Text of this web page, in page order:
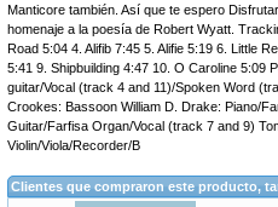
Manticore también. Así que te espero
homenaje a la poesía de Robert Wyatt.
Road 5:04 4. Alifib 7:45 5. Alifie 5:19 6. Little
5:41 9. Shipbuilding 4:47 10. O Caroline 5:09
guitar/Vocal (track 4 and 11)/Spoken Word
Crookes: Bassoon William D. Drake: Piano/
Guitar/Farfisa Organ/Vocal (track 7 and 9)
Violin/Viola/Recorder/B
Clientes que compraron este producto,